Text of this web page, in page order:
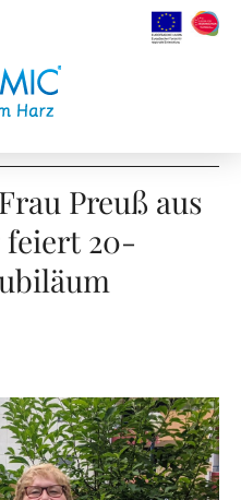
Preuß aus
feiert 20-